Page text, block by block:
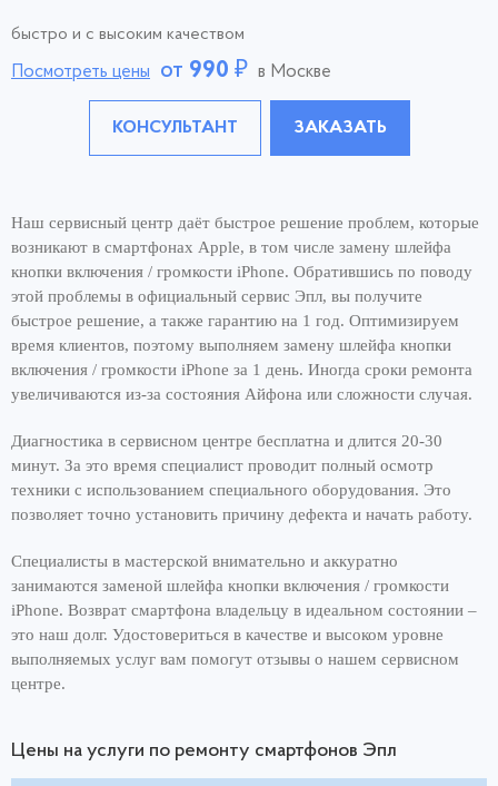
быстро и с высоким качеством
Посмотреть цены от 990 ₽ в Москве
КОНСУЛЬТАНТ ЗАКАЗАТЬ
Наш сервисный центр даёт быстрое решение проблем, которые
возникают в смартфонах Apple, в том числе замену шлейфа
кнопки включения / громкости iPhone. Обратившись по поводу
этой проблемы в официальный сервис Эпл, вы получите
быстрое решение, а также гарантию на 1 год. Оптимизируем
время клиентов, поэтому выполняем замену шлейфа кнопки
включения / громкости iPhone за 1 день. Иногда сроки ремонта
увеличиваются из-за состояния Айфона или сложности случая.
Диагностика в сервисном центре бесплатна и длится 20-30
минут. За это время специалист проводит полный осмотр
техники с использованием специального оборудования. Это
позволяет точно установить причину дефекта и начать работу.
Специалисты в мастерской внимательно и аккуратно
занимаются заменой шлейфа кнопки включения / громкости
iPhone. Возврат смартфона владельцу в идеальном состоянии –
это наш долг. Удостовериться в качестве и высоком уровне
выполняемых услуг вам помогут отзывы о нашем сервисном
центре.
Цены на услуги по ремонту смартфонов Эпл